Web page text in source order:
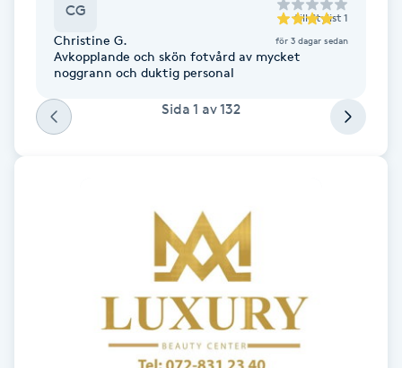
Fransförlängning Volym
Fransk manikyr
Friskvårdsmassage
CG till Stylist 1
Christine G. för 3 dagar sedan
Avkopplande och skön fotvård av mycket
noggrann och duktig personal
Sida 1 av132